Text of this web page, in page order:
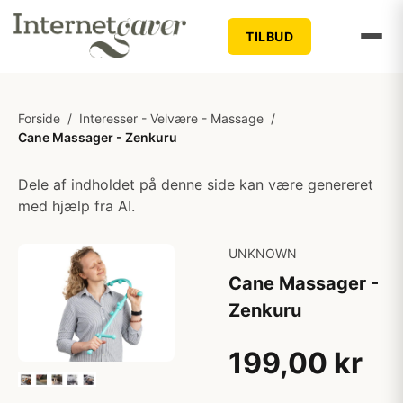
TILBUD
Forside / Interesser - Velvære - Massage /
Cane Massager - Zenkuru
Dele af indholdet på denne side kan være genereret
med hjælp fra AI.
UNKNOWN
Cane Massager -
Zenkuru
199,00 kr